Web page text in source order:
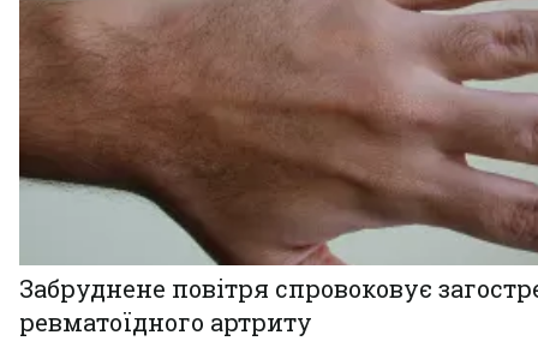
Забруднене повітря спровоковує
ревматоїдного артриту